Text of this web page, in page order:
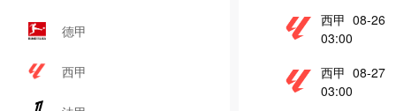
德甲
西甲
西甲 08-26
03:00
西甲 08-27
03:00